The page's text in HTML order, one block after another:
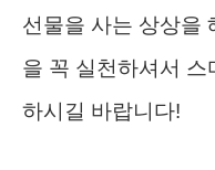
선물을 사는 상상을
을 꼭 실천하셔서 스
하시길 바랍니다!